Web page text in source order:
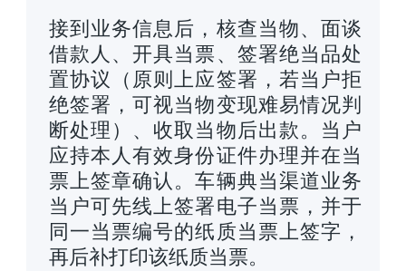
接到业务信息后，核查当物、面谈
借款人、开具当票、签署绝当品处
置协议（原则上应签署，若当户拒
绝签署，可视当物变现难易情况判
断处理）、收取当物后出款。当户
应持本人有效身份证件办理并在当
票上签章确认。车辆典当渠道业务
当户可先线上签署电子当票，并于
同一当票编号的纸质当票上签字，
再后补打印该纸质当票。